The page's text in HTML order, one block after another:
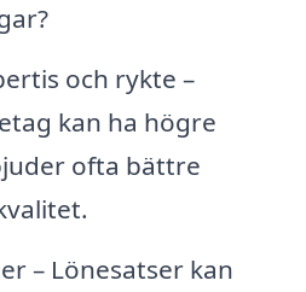
och rykte –
kan ha högre
ofta bättre
– Lönesatser kan